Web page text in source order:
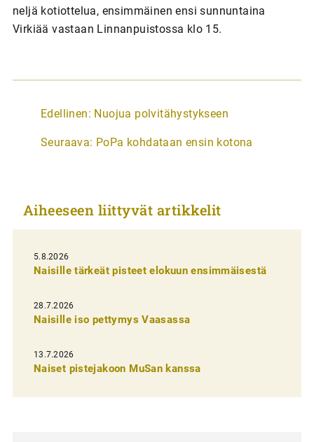
neljä kotiottelua, ensimmäinen ensi sunnuntaina
Virkiää vastaan Linnanpuistossa klo 15.
A
t
k
e
l
i
e
n
e
Edellinen: Nuojua polvitähystykseen
Seuraava: PoPa kohdataan ensin kotona
Aiheeseen liittyvät artikkelit
5.8.2026
Naisille tärkeät pisteet elokuun ensimmäisestä
28.7.2026
Naisille iso pettymys Vaasassa
13.7.2026
Naiset pistejakoon MuSan kanssa